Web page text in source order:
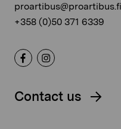
proartibus@proartibus.fi
+358 (0)50 371 6339
Contact us